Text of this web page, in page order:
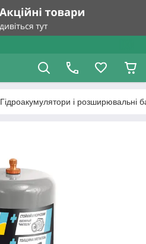
Гідроакумулятори і розширювальні